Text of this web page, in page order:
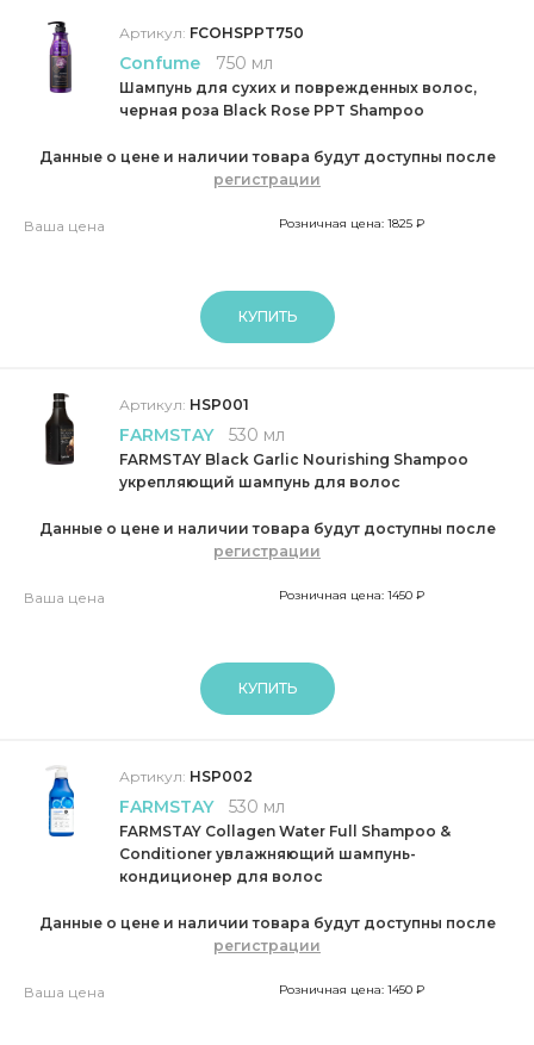
Артикул: FCOHSPPT750
Confume 750 мл
Шампунь для сухих и поврежденных волос,
черная роза Black Rose PPT Shampoo
Данные о цене и наличии товара будут доступны после
регистрации
Ваша цена Розничная цена: 1825 ₽
КУПИТЬ
Артикул: HSP001
FARMSTAY 530 мл
FARMSTAY Black Garlic Nourishing Shampoo
укрепляющий шампунь для волос
Данные о цене и наличии товара будут доступны после
регистрации
Ваша цена Розничная цена: 1450 ₽
КУПИТЬ
Артикул: HSP002
FARMSTAY 530 мл
FARMSTAY Collagen Water Full Shampoo &
Conditioner увлажняющий шампунь-
кондиционер для волос
Данные о цене и наличии товара будут доступны после
регистрации
Ваша цена Розничная цена: 1450 ₽